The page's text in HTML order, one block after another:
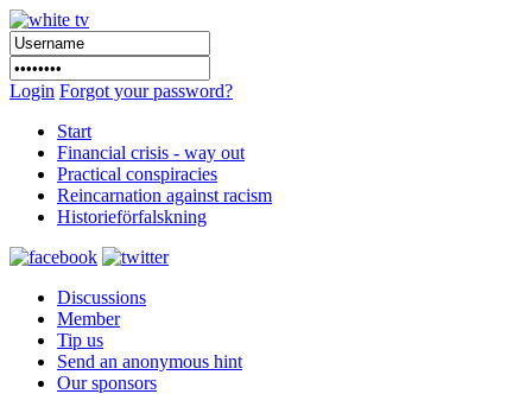
Login Forgot your password?
Start
Financial crisis - way out
Practical conspiracies
Reincarnation against racism
Historieförfalskning
Discussions
Member
Tip us
Send an anonymous hint
Our sponsors